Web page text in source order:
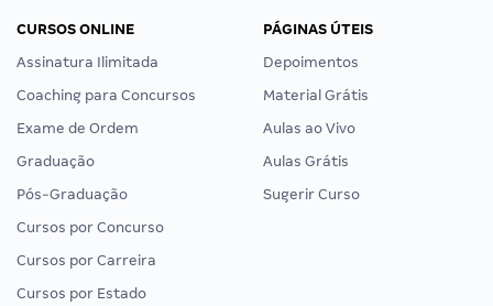
CURSOS ONLINE
Assinatura Ilimitada
Coaching para Concursos
Exame de Ordem
Graduação
Pós-Graduação
Cursos por Concurso
Cursos por Carreira
Cursos por Estado
PÁGINAS ÚTEIS
Depoimentos
Material Grátis
Aulas ao Vivo
Aulas Grátis
Sugerir Curso